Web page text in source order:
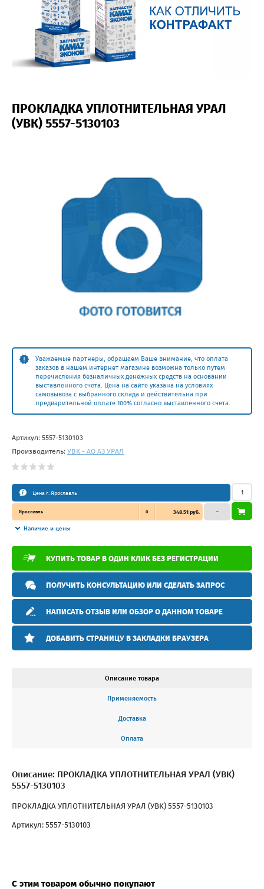
ПРОКЛАДКА УПЛОТНИТЕЛЬНАЯ УРАЛ
(УВК) 5557-5130103
Уважаемые партнеры, обращаем Ваше внимание, что оплата
заказов в нашем интернет магазине возможна только путем
перечисления безналичных денежных средств на основании
выставленного счета. Цена на сайте указана на условиях
самовывоза с выбранного склада и действительна при
предварительной оплате 100% согласно выставленного счета.
Артикул: 5557-5130103
Производитель: УВК - АО АЗ УРАЛ
Цена г. Ярославль
Ярославль 0 348.51 руб.
Наличие и цены
–
КУПИТЬ ТОВАР В ОДИН КЛИК БЕЗ РЕГИСТРАЦИИ
ПОЛУЧИТЬ КОНСУЛЬТАЦИЮ ИЛИ СДЕЛАТЬ ЗАПРОС
НАПИСАТЬ ОТЗЫВ ИЛИ ОБЗОР О ДАННОМ ТОВАРЕ
ДОБАВИТЬ СТРАНИЦУ В ЗАКЛАДКИ БРАУЗЕРА
Описание товара
Применяемость
Доставка
Оплата
Описание: ПРОКЛАДКА УПЛОТНИТЕЛЬНАЯ УРАЛ (УВК)
5557-5130103
ПРОКЛАДКА УПЛОТНИТЕЛЬНАЯ УРАЛ (УВК) 5557-5130103
Артикул: 5557-5130103
С этим товаром обычно покупают